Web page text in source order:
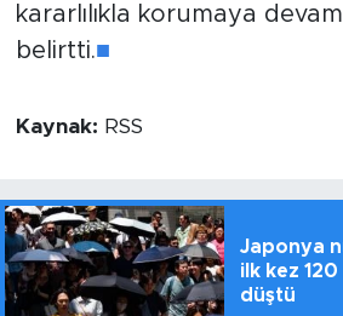
kararlılıkla korumaya
belirtti.■
Kaynak: RSS
Japonya
ilk kez
düştü